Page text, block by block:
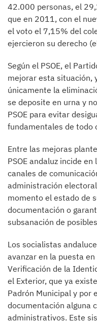
42.000 personas, el
que en 2011, con el
el voto el 7,15% del
ejercieron su derecho
Según el PSOE, el
mejorar esta situación,
únicamente la
se deposite en urna y
PSOE para evitar
fundamentales de todo
Entre las mejoras
PSOE andaluz incide
canales de
administración
momento el estado de
documentación o
subsanación de
Los socialistas
avanzar en la puesta
Verificación de la
el Exterior, que ya
Padrón Municipal y por
documentación alguna
administrativos. Este